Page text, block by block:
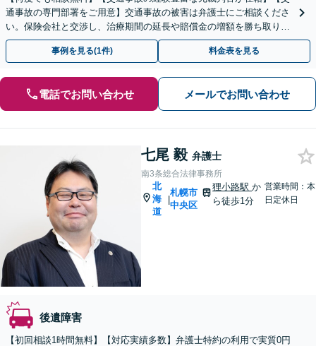
通事故の専門部署をご用意】交通事故の被害は弁護士にご相談くださ
い。保険会社と交渉し、治療期間の延長や賠償金の増額を勝ち取りま
す。後遺障害の等級認定の手続きなどもお任せください。
事例を見る(1件) 料金表を見る
電話でお問い合わせ メールでお問い合わせ
七尾 毅 弁護士
南3条総合法律事務所
北
海
道
|
札幌市
中央区
狸小路駅か
ら徒歩1分
営業時間：本
日定休日
後遺障害
【初回相談1時間無料】【対応実績多数】弁護士特約の利用で実質0円